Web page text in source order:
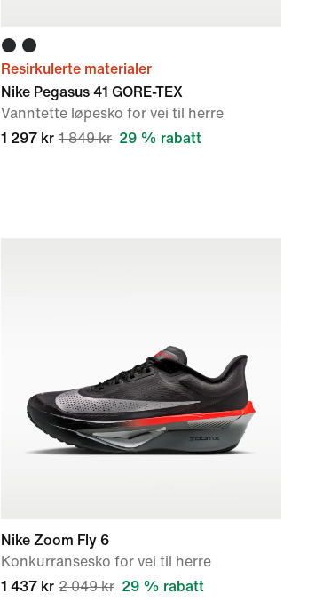
Resirkulerte materialer
Nike Pegasus 41 GORE-TEX
Vanntette løpesko for vei til herre
1 297 kr 1 849 kr 29 % rabatt
Nike Zoom Fly 6
Konkurransesko for vei til herre
1 437 kr 2 049 kr 29 % rabatt